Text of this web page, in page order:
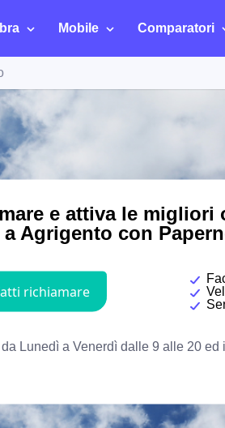
Mobile Comparatori